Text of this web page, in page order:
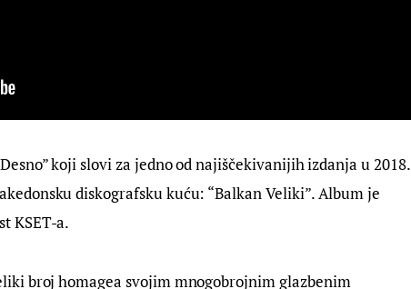
koji slovi za jedno od najiščekivanijih izdanja u 2018.
diskografsku kuću: “Balkan Veliki”. Album je
KSET-a.
broj homagea svojim mnogobrojnim glazbenim